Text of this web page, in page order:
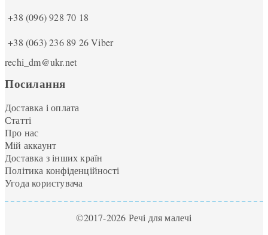
+38 (096) 928 70 18
+38 (063) 236 89 26Viber
rechi_dm@ukr.net
Посилання
Доставка і оплата
Статті
Про нас
Мій аккаунт
Доставка з інших країн
Політика конфіденційності
Угода користувача
©2017-2026 Речі для малечі